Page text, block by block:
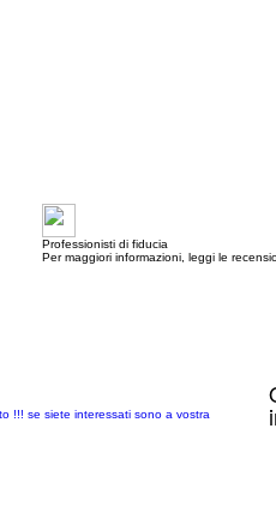
Professionisti di fiducia
Per maggiori informazioni, leggi le
!!! se siete interessati sono a vostra